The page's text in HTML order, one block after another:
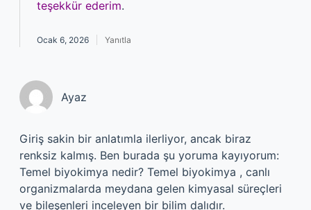
teşekkür ederim.
Ocak 6, 2026 Yanıtla
Ayaz
Giriş sakin bir anlatımla ilerliyor, ancak biraz
renksiz kalmış. Ben burada şu yoruma kayıyorum:
Temel biyokimya nedir? Temel biyokimya , canlı
organizmalarda meydana gelen kimyasal süreçleri
ve bileşenleri inceleyen bir bilim dalıdır.